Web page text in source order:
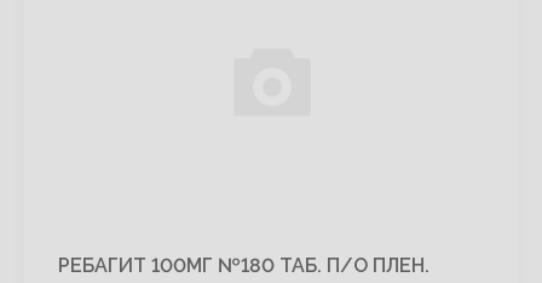
РЕБАГИТ 100МГ №180 ТАБ. П/О ПЛЕН.